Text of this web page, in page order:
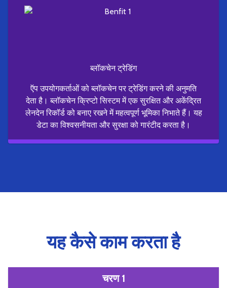
ब्लॉकचेन ट्रेडिंग
ऍप उपयोगकर्ताओं को ब्लॉकचेन पर ट्रेडिंग करने की अनुमति
देता है। ब्लॉकचेन क्रिप्टो सिस्टम में एक सुरक्षित और अकेंद्रित
लेनदेन रिकॉर्ड को बनाए रखने में महत्वपूर्ण भूमिका निभाते हैं। यह
डेटा का विश्वसनीयता और सुरक्षा को गारंटीद करता है।
यह कैसे काम करता है
चरण 1